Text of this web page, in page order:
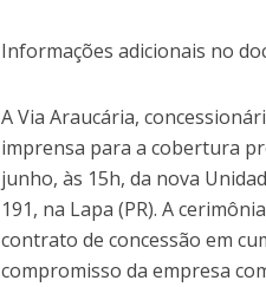
Informações adicionais no
A Via Araucária,
imprensa para a cobertura
junho, às 15h, da nova
191, na Lapa (PR). A
contrato de concessão em
compromisso da empresa